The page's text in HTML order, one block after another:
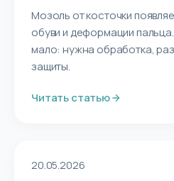
Мозоль от косточки
обуви и деформации
мало: нужна обработка,
защиты.
Читать статью
20.05.2026